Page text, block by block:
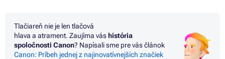
Tlačiareň nie je len tlačová
hlava a atrament. Zaujíma vás história
spoločnosti Canon? Napísali sme pre vás článok
Canon: Príbeh jednej z najinovatívnejších značiek